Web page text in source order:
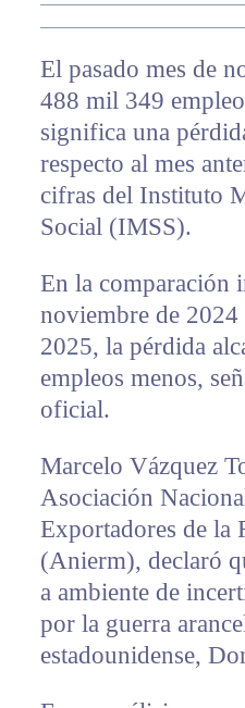
El pasado mes de
488 mil 349
significa una
respecto al mes
cifras del Instituto
Social (IMSS).
En la comparación
noviembre de
2025, la pérdida
empleos menos,
oficial.
Marcelo Vázquez
Asociación
Exportadores de la
(Anierm), declaró
a ambiente de
por la guerra
estadounidense,